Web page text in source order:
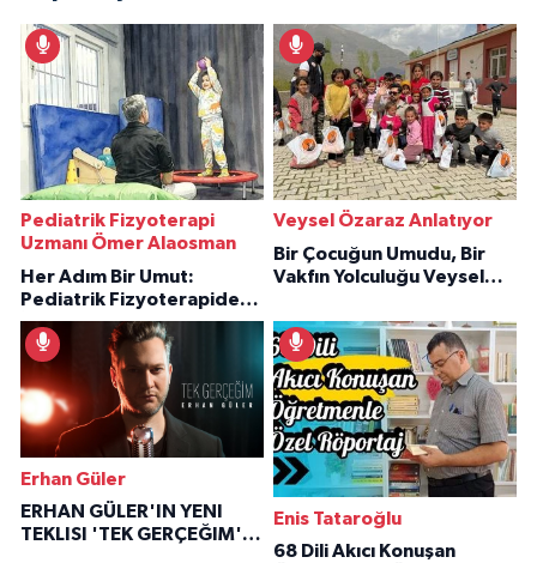
Pediatrik Fizyoterapi
Uzmanı Ömer Alaosman
Her Adım Bir Umut:
Pediatrik Fizyoterapiden
İlham Veren Hikâyeler
Veysel Özaraz Anlatıyor
Bir Çocuğun Umudu, Bir
Vakfın Yolculuğu Veysel
Erhan Güler
ERHAN GÜLER'IN YENI
TEKLISI 'TEK GERÇEĞIM'LE
Enis Tataroğlu
68 Dili Akıcı Konuşan